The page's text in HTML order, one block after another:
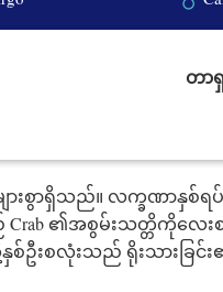
တာ
းစွာရှိသည်။ လက္ခဏာနှစ်
၏အစွမ်းသတ္တိကိုလေး
းစလုံးသည် ရိုးသားခြင်း